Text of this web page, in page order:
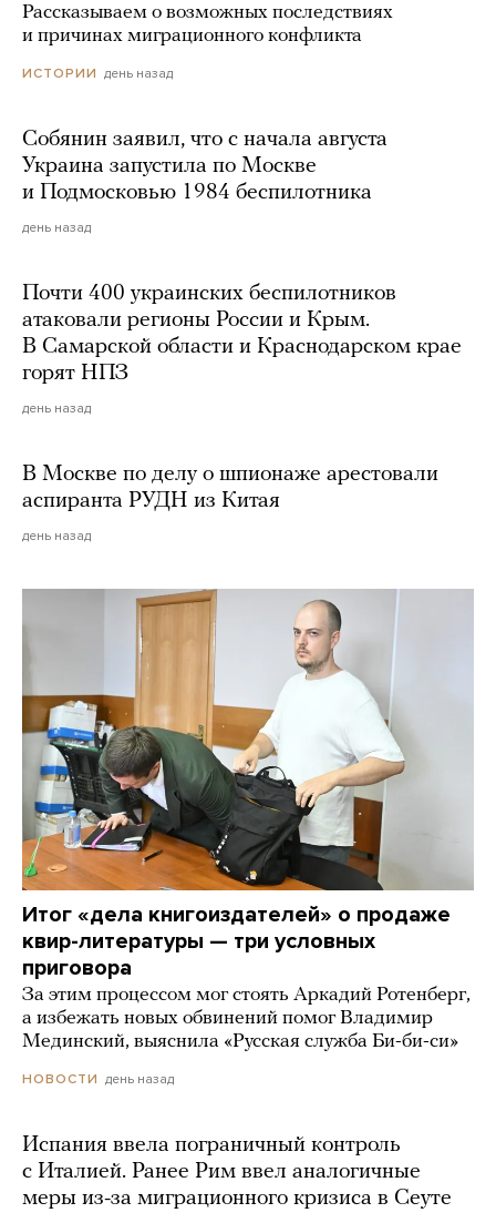
Рассказываем о возможных последствиях
и причинах миграционного конфликта
ИСТОРИИ день назад
Собянин заявил, что с начала августа
Украина запустила по Москве
и Подмосковью 1984 беспилотника
день назад
Почти 400 украинских беспилотников
атаковали регионы России и Крым.
В Самарской области и Краснодарском крае
горят НПЗ
день назад
В Москве по делу о шпионаже арестовали
аспиранта РУДН из Китая
день назад
Итог «дела книгоиздателей» о продаже
квир-литературы — три условных
приговора
За этим процессом мог стоять Аркадий Ротенберг,
а избежать новых обвинений помог Владимир
Мединский, выяснила «Русская служба Би-би-си»
НОВОСТИ день назад
Испания ввела пограничный контроль
с Италией. Ранее Рим ввел аналогичные
меры из-за миграционного кризиса в Сеуте